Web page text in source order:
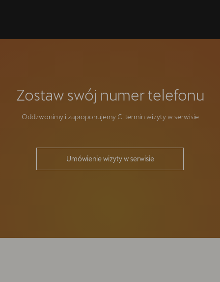
Zostaw swój numer telefonu
Oddzwonimy i zaproponujemy Ci termin wizyty w serwisie
Umówienie wizyty w serwisie